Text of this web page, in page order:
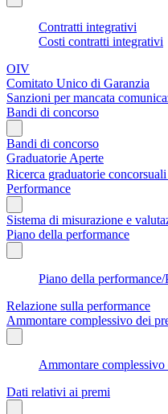
Contratti integrativi
Costi contratti integrativi
OIV
Comitato Unico di Garanzia
Sanzioni per mancata
Bandi di concorso
Bandi di concorso
Graduatorie Aperte
Ricerca graduatorie concorsuali
Performance
Sistema di misurazione e
Piano della performance
Piano della
Relazione sulla performance
Ammontare complessivo dei
Ammontare
Dati relativi ai premi